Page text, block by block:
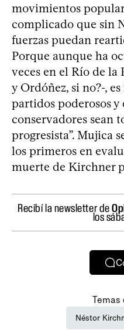
movimientos
complicado que sin
fuerzas puedan
Porque aunque ha
veces en el Río de la
y Ordóñez, si no?-,
partidos poderosos y
conservadores sean
progresista”. Mujica
los primeros en
muerte de Kirchner
Recibí la newsletter de
los
Temas
Néstor